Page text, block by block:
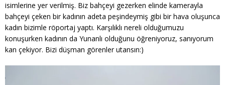
isimlerine yer verilmiş. Biz bahçeyi gezerken elinde kamerayla
bahçeyi çeken bir kadının adeta peşindeymiş gibi bir hava oluşunca
kadın bizimle röportaj yaptı. Karşılıklı nereli olduğumuzu
konuşurken kadının da Yunanlı olduğunu öğreniyoruz, sanıyorum
kan çekiyor. Bizi düşman görenler utansın:)